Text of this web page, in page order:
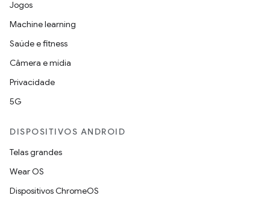
Jogos
Machine learning
Saúde e fitness
Câmera e mídia
Privacidade
5G
DISPOSITIVOS ANDROID
Telas grandes
Wear OS
Dispositivos ChromeOS